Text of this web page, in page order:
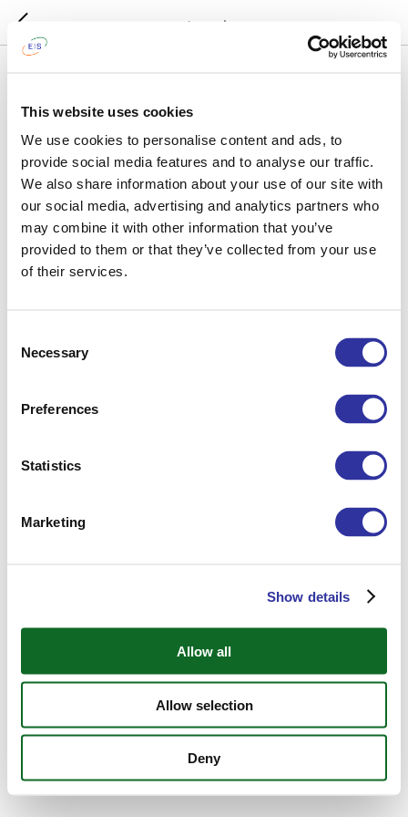
This website uses cookies
We use cookies to personalise content and ads, to
provide social media features and to analyse our traffic.
We also share information about your use of our site with
our social media, advertising and analytics partners who
may combine it with other information that you’ve
provided to them or that they’ve collected from your use
of their services.
Selection
Necessary
Preferences
Statistics
Marketing
Show details
Allow all
Allow selection
Deny
Jaunumi
Skolotāju diena
Novadīt nodarbības un sagatavot svinīgu pasākumu skolotājiem
– to visu izdarīja mūsu pamatskolas un vidusskolas bērni, jo bija
nolēmuši tos apsveikt Skolotāju dienā.
Sākumā bija neierasti iet garām klasēm un redzēt kā stundas
pasniedz nevis skolotāji, bet gan vecāko klašu skolēni. Bet viņi ar
visu tika galā – sagatavoja viens otram aktuālās tēmas, kuras
Pēc tam viens no skolēniem pat ierosināja skolā izveidot jaunu
iestatījumiem un lomām, un pa jaunam paskatītos uz ikdienas
darbiem.
SKOLAS DZĪVE